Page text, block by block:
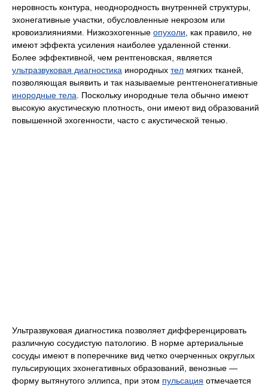
неровность контура, неоднородность внутренней структуры,
эхонегативные участки, обусловленные некрозом или
кровоизлияниями. Низкоэхогенные опухоли , как правило, не
имеют эффекта усиления наиболее удаленной стенки.
Более эффективной, чем рентгеновская, является
ультразвуковая диагностика инородных тел мягких тканей,
позволяющая выявить и так называемые рентгенонегативные
инородные тела . Поскольку инородные тела обычно имеют
высокую акустическую плотность, они имеют вид образований
повышенной эхогенности, часто с акустической тенью.
Ультразвуковая диагностика позволяет дифференцировать
различную сосудистую патологию. В норме артериальные
сосуды имеют в поперечнике вид четко очерченных округлых
пульсирующих эхонегативных образований, венозные —
форму вытянутого эллипса, при этом пульсация отмечается